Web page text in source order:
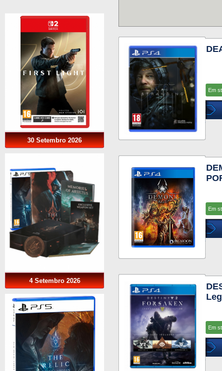
30 Setembro 2026
4 Setembro 2026
Em
Em
Em